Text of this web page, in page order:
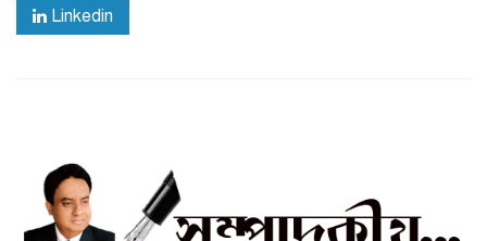
Linkedin